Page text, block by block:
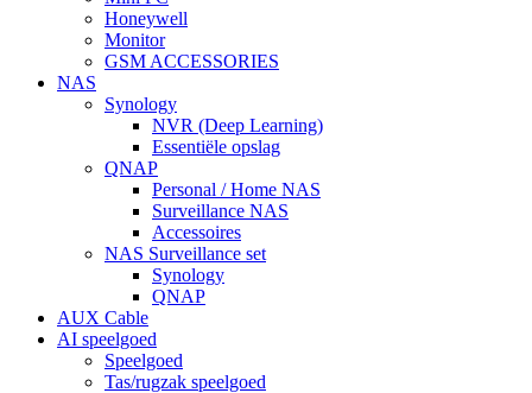
Honeywell
Monitor
GSM ACCESSORIES
NAS
Synology
NVR (Deep Learning)
Essentiële opslag
QNAP
Personal / Home NAS
Surveillance NAS
Accessoires
NAS Surveillance set
Synology
QNAP
AUX Cable
AI speelgoed
Speelgoed
Tas/rugzak speelgoed